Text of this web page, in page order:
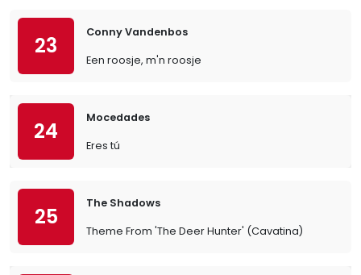
23
Conny Vandenbos
Een roosje, m'n roosje
24
Mocedades
Eres tú
25
The Shadows
Theme From 'The Deer Hunter' (Cavatina)